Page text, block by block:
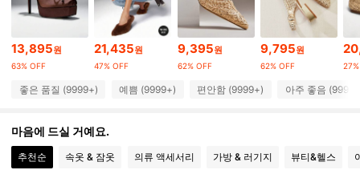
4.90 770K 팔로워
4.90 770K 팔로워
4.90
13,895원
63% OFF
21,435원
47% OFF
9,395원
62% OFF
9,795원
62% OFF
좋은 품질 (9999+) 예쁨 (9999+) 편안함 (9999+) 아주 좋음
마음에 드실 거예요.
추천순 속옷 & 잠옷 의류 액세서리 가방 & 러기지 뷰티&헬스